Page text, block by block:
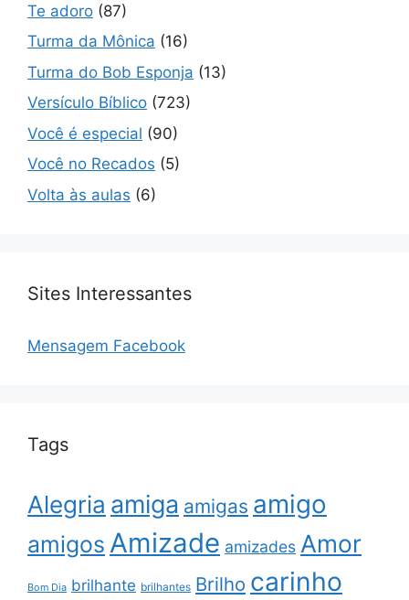
Te adoro (87)
Turma da Mônica (16)
Turma do Bob Esponja (13)
Versículo Bíblico (723)
Você é especial (90)
Você no Recados (5)
Volta às aulas (6)
Sites Interessantes
Mensagem Facebook
Tags
Alegria amiga amigas amigo
amigos Amizade amizades Amor
Bom Dia brilhante brilhantes Brilho carinho